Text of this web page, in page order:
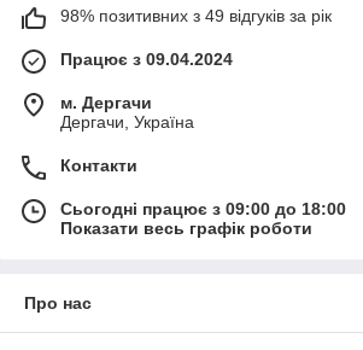
98% позитивних з 49 відгуків за рік
Працює з 09.04.2024
м. Дергачи
Дергачи, Україна
Контакти
Сьогодні працює з 09:00 до 18:00
Показати весь графік роботи
Про нас